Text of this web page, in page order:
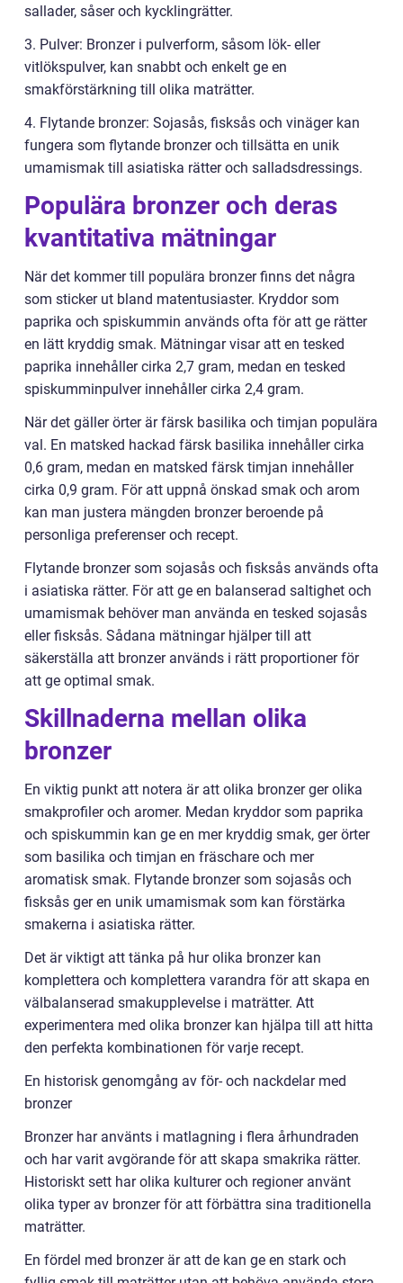
sallader, såser och kycklingrätter.
3. Pulver: Bronzer i pulverform, såsom lök- eller
vitlökspulver, kan snabbt och enkelt ge en
smakförstärkning till olika maträtter.
4. Flytande bronzer: Sojasås, fisksås och vinäger kan
fungera som flytande bronzer och tillsätta en unik
umamismak till asiatiska rätter och salladsdressings.
Populära bronzer och deras
kvantitativa mätningar
När det kommer till populära bronzer finns det några
som sticker ut bland matentusiaster. Kryddor som
paprika och spiskummin används ofta för att ge rätter
en lätt kryddig smak. Mätningar visar att en tesked
paprika innehåller cirka 2,7 gram, medan en tesked
spiskumminpulver innehåller cirka 2,4 gram.
När det gäller örter är färsk basilika och timjan populära
val. En matsked hackad färsk basilika innehåller cirka
0,6 gram, medan en matsked färsk timjan innehåller
cirka 0,9 gram. För att uppnå önskad smak och arom
kan man justera mängden bronzer beroende på
personliga preferenser och recept.
Flytande bronzer som sojasås och fisksås används ofta
i asiatiska rätter. För att ge en balanserad saltighet och
umamismak behöver man använda en tesked sojasås
eller fisksås. Sådana mätningar hjälper till att
säkerställa att bronzer används i rätt proportioner för
att ge optimal smak.
Skillnaderna mellan olika
bronzer
En viktig punkt att notera är att olika bronzer ger olika
smakprofiler och aromer. Medan kryddor som paprika
och spiskummin kan ge en mer kryddig smak, ger örter
som basilika och timjan en fräschare och mer
aromatisk smak. Flytande bronzer som sojasås och
fisksås ger en unik umamismak som kan förstärka
smakerna i asiatiska rätter.
Det är viktigt att tänka på hur olika bronzer kan
komplettera och komplettera varandra för att skapa en
välbalanserad smakupplevelse i maträtter. Att
experimentera med olika bronzer kan hjälpa till att hitta
den perfekta kombinationen för varje recept.
En historisk genomgång av för- och nackdelar med
bronzer
Bronzer har använts i matlagning i flera århundraden
och har varit avgörande för att skapa smakrika rätter.
Historiskt sett har olika kulturer och regioner använt
olika typer av bronzer för att förbättra sina traditionella
maträtter.
En fördel med bronzer är att de kan ge en stark och